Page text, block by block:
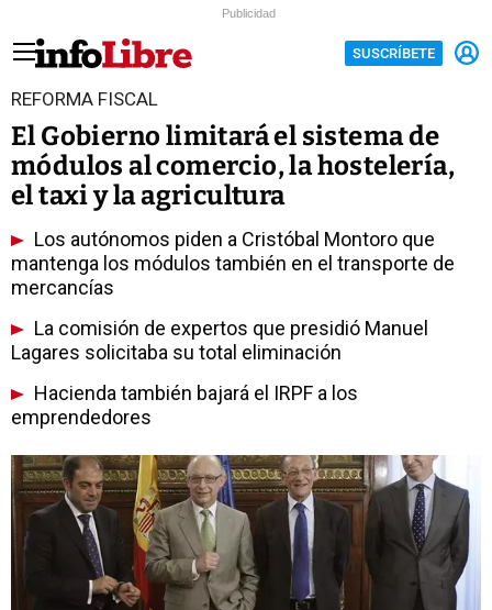
Publicidad
SUSCRÍBETE
REFORMA FISCAL
El Gobierno limitará el sistema de
módulos al comercio, la hostelería,
el taxi y la agricultura
Los autónomos piden a Cristóbal Montoro que
mantenga los módulos también en el transporte de
mercancías
La comisión de expertos que presidió Manuel
Lagares solicitaba su total eliminación
Hacienda también bajará el IRPF a los
emprendedores